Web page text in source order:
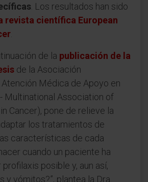
. Los resultados han sido
revista científica European
de la publicación de la
de la Asociación
Médica de Apoyo en
Multinational Association of
Cancer), pone de relieve la
los tratamientos de
características de cada
cuando un paciente ha
posible y, aun así,
y vómitos?”, plantea la Dra.